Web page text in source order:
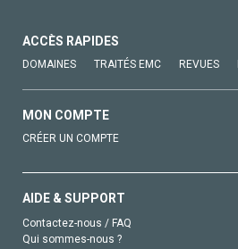
ACCÈS RAPIDES
DOMAINES TRAITÉS EMC REVUES
MON COMPTE
CRÉER UN COMPTE
AIDE & SUPPORT
Contactez-nous / FAQ
Qui sommes-nous ?